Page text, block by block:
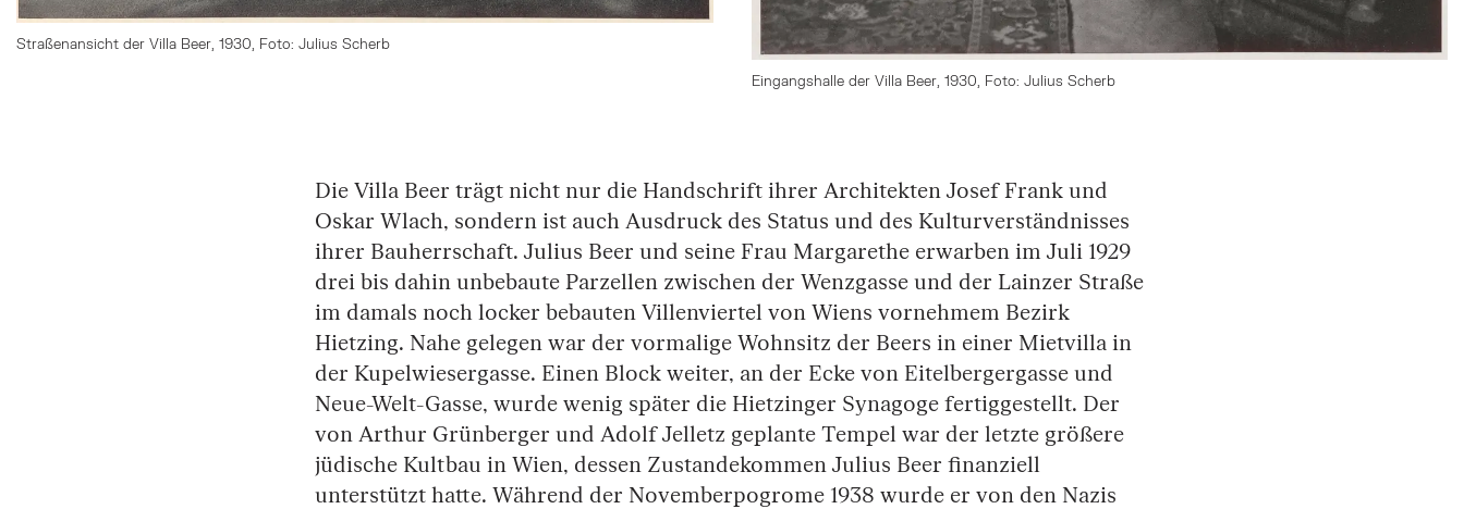
Straßenansicht der Villa Beer, 1930, Foto: Julius Scherb
Eingangshalle der Villa Beer, 1930, Foto: Julius Scherb
Springe zum Anfang des Bilder SliderDie Villa Beer trägt nicht nur die Handschrift ihrer Architekten Josef Frank und
Oskar Wlach, sondern ist auch Ausdruck des Status und des Kulturverständnisses
ihrer Bauherrschaft. Julius Beer und seine Frau Margarethe erwarben im Juli 1929
drei bis dahin unbebaute Parzellen zwischen der Wenzgasse und der Lainzer Straße
im damals noch locker bebauten Villenviertel von Wiens vornehmem Bezirk
Hietzing. Nahe gelegen war der vormalige Wohnsitz der Beers in einer Mietvilla in
der Kupelwiesergasse. Einen Block weiter, an der Ecke von Eitelbergergasse und
Neue-Welt-Gasse, wurde wenig später die Hietzinger Synagoge fertiggestellt. Der
von Arthur Grünberger und Adolf Jelletz geplante Tempel war der letzte größere
jüdische Kultbau in Wien, dessen Zustandekommen Julius Beer finanziell
unterstützt hatte. Während der Novemberpogrome 1938 wurde er von den Nazis